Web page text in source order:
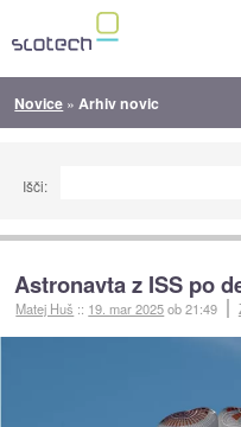
Novice » Arhiv novic
Išči:
Astronavta z ISS po
Matej Huš :: 19. mar 2025ob 21:49